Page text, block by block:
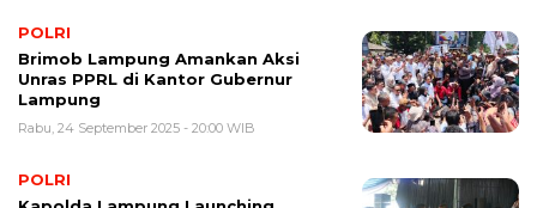
POLRI
Brimob Lampung Amankan Aksi
Unras PPRL di Kantor Gubernur
Lampung
Rabu, 24 September 2025 - 20:00 WIB
POLRI